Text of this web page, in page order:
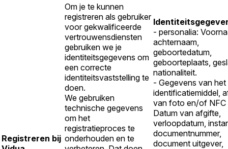
Registreren bij
Om je te kunnen
registreren als gebruiker
voor gekwalificeerde
vertrouwensdiensten
gebruiken we je
identiteitsgegevens om
een correcte
identiteitsvaststelling te
doen.
We gebruiken
technische gegevens
om het
registratieproces te
onderhouden en te
- personalia:
achternaam,
geboortedatum,
geboorteplaats,
nationaliteit.
- Gegevens van het
identificatiemiddel,
van foto en/of NFC
Datum van afgifte,
verloopdatum,
documentnummer,
document uitgever,